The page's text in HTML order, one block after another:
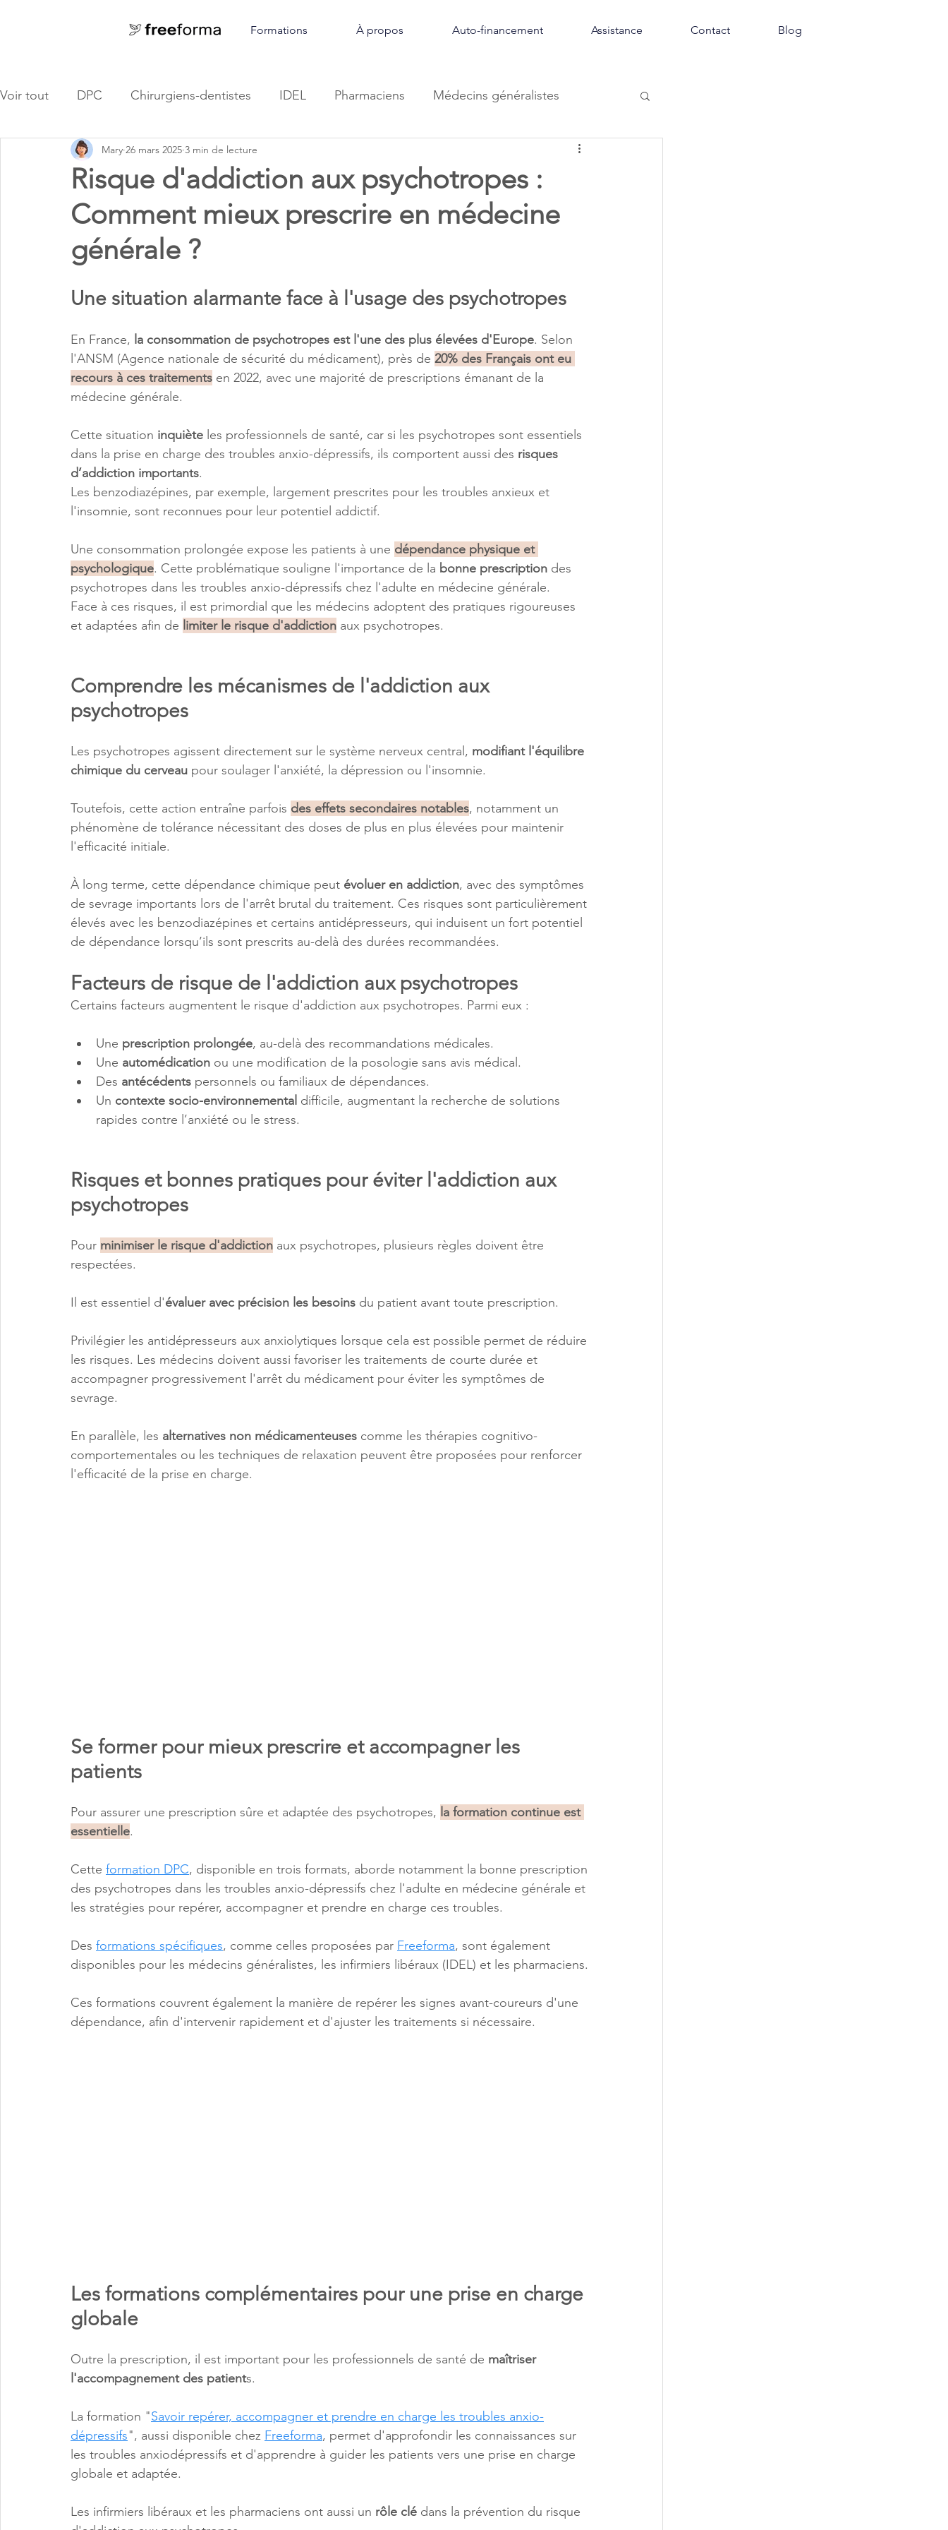
Formations À propos Auto-financement Assistance Contact Blog
Voir tout DPC Chirurgiens-dentistes IDEL Pharmaciens Médecins généralistes
Kinésithérapeutes Orthophoniste
Risque d'addiction aux psychotropes :
Comment mieux prescrire en médecine
générale ?
Mary 26 mars 2025 3 min de lecture
Une situation alarmante face à l'usage des psychotropes
En France, la consommation de psychotropes est l'une des plus élevées d'Europe. Selon
l'ANSM (Agence nationale de sécurité du médicament), près de 20% des Français ont eu
recours à ces traitements en 2022, avec une majorité de prescriptions émanant de la
médecine générale.
Cette situation inquiète les professionnels de santé, car si les psychotropes sont essentiels
dans la prise en charge des troubles anxio-dépressifs, ils comportent aussi des risques
d’addiction importants.
Les benzodiazépines, par exemple, largement prescrites pour les troubles anxieux et
l'insomnie, sont reconnues pour leur potentiel addictif.
Une consommation prolongée expose les patients à une dépendance physique et
psychologique. Cette problématique souligne l'importance de la bonne prescription des
psychotropes dans les troubles anxio-dépressifs chez l'adulte en médecine générale.
Face à ces risques, il est primordial que les médecins adoptent des pratiques rigoureuses
et adaptées afin de limiter le risque d'addiction aux psychotropes.
Comprendre les mécanismes de l'addiction aux
psychotropes
Les psychotropes agissent directement sur le système nerveux central, modifiant l'équilibre
chimique du cerveau pour soulager l'anxiété, la dépression ou l'insomnie.
Toutefois, cette action entraîne parfois des effets secondaires notables, notamment un
phénomène de tolérance nécessitant des doses de plus en plus élevées pour maintenir
l'efficacité initiale.
À long terme, cette dépendance chimique peut évoluer en addiction, avec des symptômes
de sevrage importants lors de l'arrêt brutal du traitement. Ces risques sont particulièrement
élevés avec les benzodiazépines et certains antidépresseurs, qui induisent un fort potentiel
de dépendance lorsqu’ils sont prescrits au-delà des durées recommandées.
Facteurs de risque de l'addiction aux psychotropes
Certains facteurs augmentent le risque d'addiction aux psychotropes. Parmi eux :
Une prescription prolongée, au-delà des recommandations médicales.
Une automédication ou une modification de la posologie sans avis médical.
Des antécédents personnels ou familiaux de dépendances.
Un contexte socio-environnemental difficile, augmentant la recherche de solutions
rapides contre l’anxiété ou le stress.
Risques et bonnes pratiques pour éviter l'addiction aux
psychotropes
Pour minimiser le risque d'addiction aux psychotropes, plusieurs règles doivent être
respectées.
Il est essentiel d'évaluer avec précision les besoins du patient avant toute prescription.
Privilégier les antidépresseurs aux anxiolytiques lorsque cela est possible permet de réduire
les risques. Les médecins doivent aussi favoriser les traitements de courte durée et
accompagner progressivement l'arrêt du médicament pour éviter les symptômes de
sevrage.
En parallèle, les alternatives non médicamenteuses comme les thérapies cognitivo-
comportementales ou les techniques de relaxation peuvent être proposées pour renforcer
l'efficacité de la prise en charge.
Se former pour mieux prescrire et accompagner les
patients
Pour assurer une prescription sûre et adaptée des psychotropes, la formation continue est
essentielle.
Cette formation DPC, disponible en trois formats, aborde notamment la bonne prescription
des psychotropes dans les troubles anxio-dépressifs chez l'adulte en médecine générale et
les stratégies pour repérer, accompagner et prendre en charge ces troubles.
Des formations spécifiques, comme celles proposées par Freeforma, sont également
disponibles pour les médecins généralistes, les infirmiers libéraux (IDEL) et les pharmaciens.
Ces formations couvrent également la manière de repérer les signes avant-coureurs d'une
dépendance, afin d'intervenir rapidement et d'ajuster les traitements si nécessaire.
Les formations complémentaires pour une prise en charge
globale
Outre la prescription, il est important pour les professionnels de santé de maîtriser
l'accompagnement des patients.
La formation "Savoir repérer, accompagner et prendre en charge les troubles anxio-
dépressifs", aussi disponible chez Freeforma, permet d'approfondir les connaissances sur
les troubles anxiodépressifs et d'apprendre à guider les patients vers une prise en charge
globale et adaptée.
Les infirmiers libéraux et les pharmaciens ont aussi un rôle clé dans la prévention du risque